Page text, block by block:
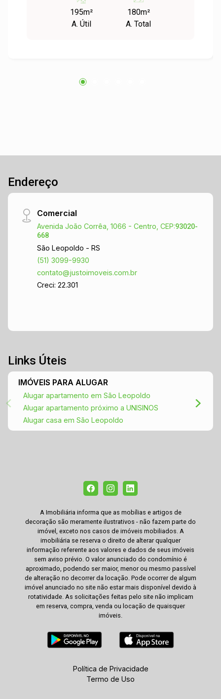
comerciais, proporcionando excelente
visibilidade e facilidade de acesso em uma das
regiões mais movimentadas da cidade. A
195m²
A. Útil
180m²
A. Total
Endereço
Comercial
Avenida João Corrêa, 1066 - Centro, CEP:93020-
668
São Leopoldo - RS
(51) 3099-9930
contato@justoimoveis.com.br
Creci: 22.301
Links Úteis
IMÓVEIS PARA ALUGAR
Alugar apartamento em São Leopoldo
Alugar apartamento próximo a UNISINOS
Alugar casa em São Leopoldo
A Imobiliária informa que as mobílias e artigos de
decoração são meramente ilustrativos - não fazem parte do
imóvel, exceto nos casos de imóveis mobiliados. A
imobiliária se reserva o direito de alterar qualquer
informação referente aos valores e dados de seus imóveis
sem aviso prévio. O valor anunciado do condomínio é
aproximado, podendo ser maior, menor ou mesmo passível
de alteração no decorrer da locação. Pode ocorrer de algum
imóvel anunciado no site não estar mais disponível devido à
rotatividade. As solicitações feitas pelo site não implicam
em reserva, compra, venda ou locação de quaisquer
imóveis.
Política de Privacidade
Termo de Uso